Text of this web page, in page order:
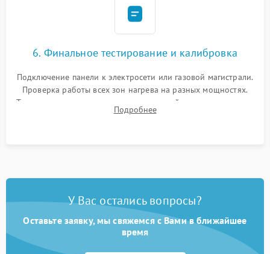
6. Финальное тестирование и калибровка
Подключение панели к электросети или газовой магистрали.
Проверка работы всех зон нагрева на разных мощностях.
Тестирование сенсорного управления, таймера, индикаторов
остаточного тепла и систем защиты от перегрева.
Подробнее
У Вас остались вопросы?
Оставьте заявку, мы свяжемся с Вами в ближайшее
время